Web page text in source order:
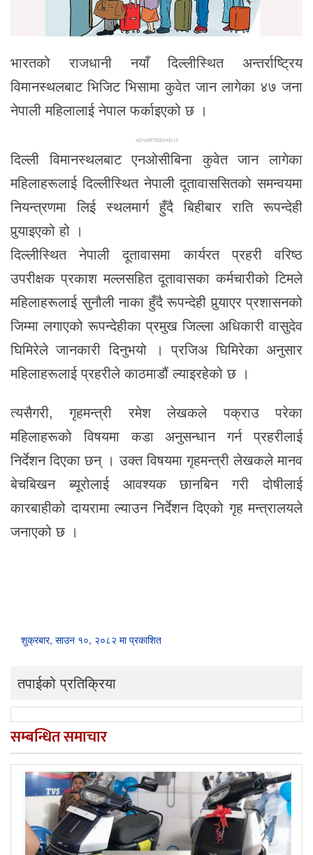
भारतको राजधानी नयाँ दिल्लीस्थित अन्तर्राष्ट्रिय
विमानस्थलबाट भिजिट भिसामा कुवेत जान लागेका ४७ जना
नेपाली महिलालाई नेपाल फर्काइएको छ ।
ADVERTISEMENT
दिल्ली विमानस्थलबाट एनओसीबिना कुवेत जान लागेका
महिलाहरूलाई दिल्लीस्थित नेपाली दूतावाससितको समन्वयमा
नियन्त्रणमा लिई स्थलमार्ग हुँदै बिहीबार राति रूपन्देही
पुर्‍याइएको हो ।
दिल्लीस्थित नेपाली दूतावासमा कार्यरत प्रहरी वरिष्ठ
उपरीक्षक प्रकाश मल्लसहित दूतावासका कर्मचारीको टिमले
महिलाहरूलाई सुनौली नाका हुँदै रूपन्देही पुर्‍याएर प्रशासनको
जिम्मा लगाएको रूपन्देहीका प्रमुख जिल्ला अधिकारी वासुदेव
घिमिरेले जानकारी दिनुभयो । प्रजिअ घिमिरेका अनुसार
महिलाहरूलाई प्रहरीले काठमाडौं ल्याइरहेको छ ।
त्यसैगरी, गृहमन्त्री रमेश लेखकले पक्राउ परेका
महिलाहरूको विषयमा कडा अनुसन्धान गर्न प्रहरीलाई
निर्देशन दिएका छन् । उक्त विषयमा गृहमन्त्री लेखकले मानव
बेचबिखन ब्यूरोलाई आवश्यक छानबिन गरी दोषीलाई
कारबाहीको दायरामा ल्याउन निर्देशन दिएको गृह मन्त्रालयले
जनाएको छ ।
शुक्रबार, साउन १०, २०८२ मा प्रकाशित
तपाईको प्रतिक्रिया
सम्बन्धित समाचार